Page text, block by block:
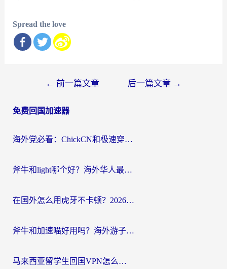
Spread the love
导
← 前一篇文章 后一篇文章 →
免费回国加速器
海外党必看：ChickCN和极速穿梭VPN好用吗？3招教你选对回国加速器无缝刷国内资源
斧牛和light哪个好？海外华人最关心的回国加速器选择难题，一篇讲透
在国外怎么用虎牙不卡顿？2026海外华人亲测有效的回国加速器选择指南
斧牛和加速喵好用吗？海外游子的真实选择困境
马来西亚留学生回国VPN怎么选？3个避坑点+1款实测好用的加速器推荐